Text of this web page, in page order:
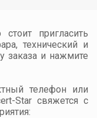
пригласить
технический и
заказа и нажмите
телефон или
Star свяжется с